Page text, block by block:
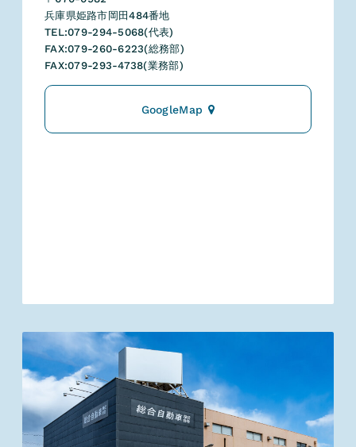
兵庫県姫路市岡田484番地
TEL:079-294-5068(代表)
FAX:079-260-6223(総務部)
FAX:079-293-4738(業務部)
GoogleMap